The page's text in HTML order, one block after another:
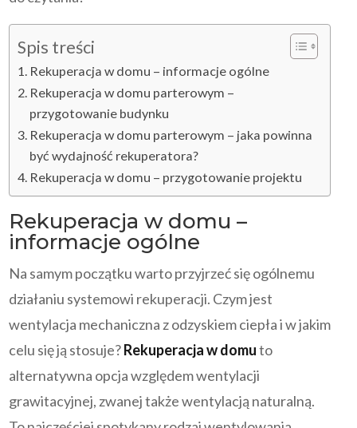
Spis treści
Rekuperacja w domu – informacje ogólne
Rekuperacja w domu parterowym –
przygotowanie budynku
Rekuperacja w domu parterowym – jaka powinna
być wydajność rekuperatora?
Rekuperacja w domu – przygotowanie projektu
Rekuperacja w domu –
informacje ogólne
Na samym początku warto przyjrzeć się ogólnemu
działaniu systemowi rekuperacji. Czym jest
wentylacja mechaniczna z odzyskiem ciepła i w jakim
celu się ją stosuje?Rekuperacja w domuto
alternatywna opcja względem wentylacji
grawitacyjnej, zwanej także wentylacją naturalną.